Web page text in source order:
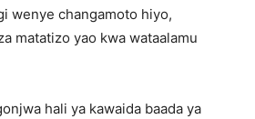
wenye changamoto hiyo,
matatizo yao kwa wataalamu
hali ya kawaida baada ya